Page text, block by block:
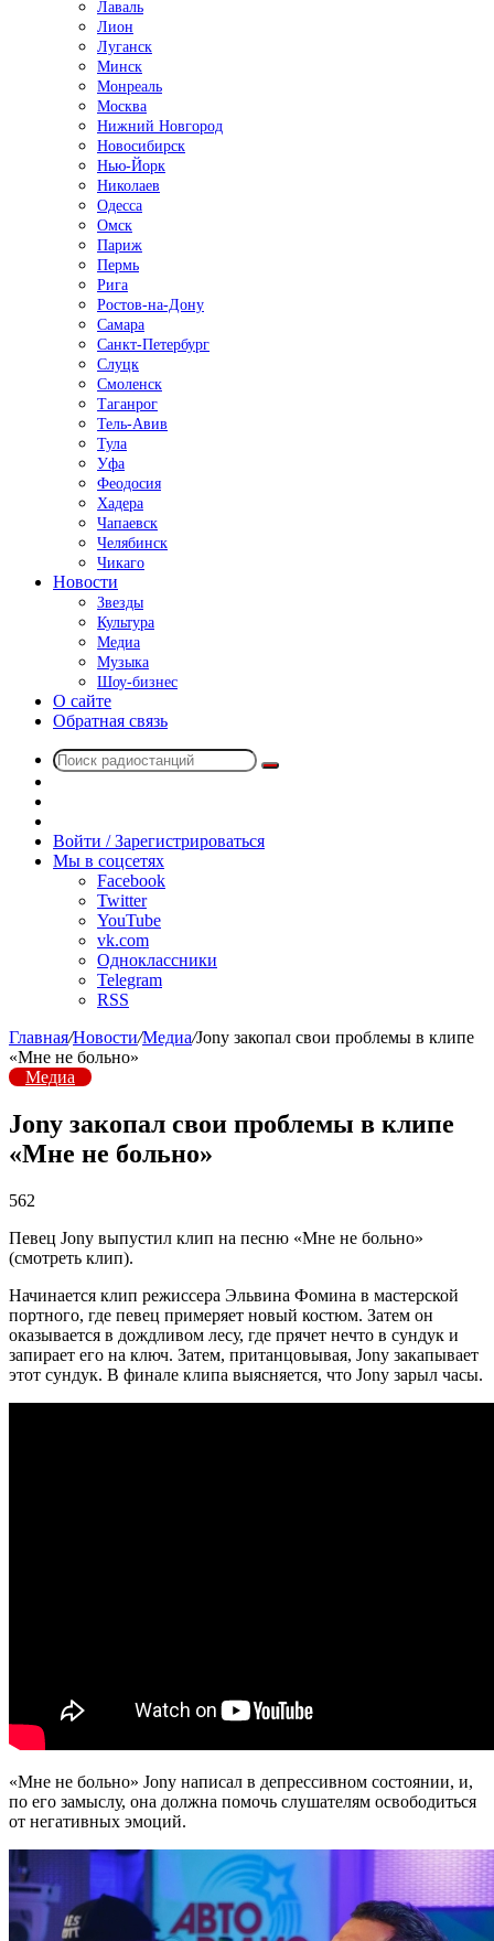
Лаваль
Лион
Луганск
Минск
Монреаль
Москва
Нижний Новгород
Новосибирск
Нью-Йорк
Николаев
Одесса
Омск
Париж
Пермь
Рига
Ростов-на-Дону
Самара
Санкт-Петербург
Слуцк
Смоленск
Таганрог
Тель-Авив
Тула
Уфа
Феодосия
Хадера
Чапаевск
Челябинск
Чикаго
Новости
Звезды
Культура
Медиа
Музыка
Шоу-бизнес
О сайте
Обратная связь
Поиск
радио
Войти / Зарегистрироваться
Мы в соцсетях
Facebook
Twitter
YouTube
vk.com
Одноклассники
Telegram
RSS
Главная/Новости/Медиа/Jony закопал свои проблемы в клипе
«Мне не больно»
Медиа
Jony закопал свои проблемы в клипе
«Мне не больно»
562
Певец Jony выпустил клип на песню «Мне не больно»
(смотреть клип).
Начинается клип режиссера Эльвина Фомина в мастерской
портного, где певец примеряет новый костюм. Затем он
оказывается в дождливом лесу, где прячет нечто в сундук и
запирает его на ключ. Затем, пританцовывая, Jony закапывает
этот сундук. В финале клипа выясняется, что Jony зарыл часы.
«Мне не больно» Jony написал в депрессивном состоянии, и,
по его замыслу, она должна помочь слушателям освободиться
от негативных эмоций.